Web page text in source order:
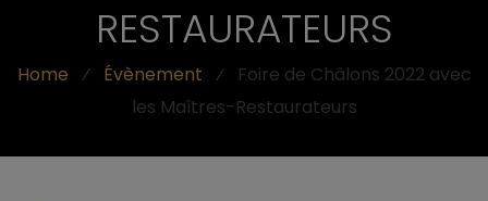
RESTAURATEURS
Home ⁄ Évènement ⁄
Foire de Châlons 2022 avec
les Maîtres-Restaurateurs